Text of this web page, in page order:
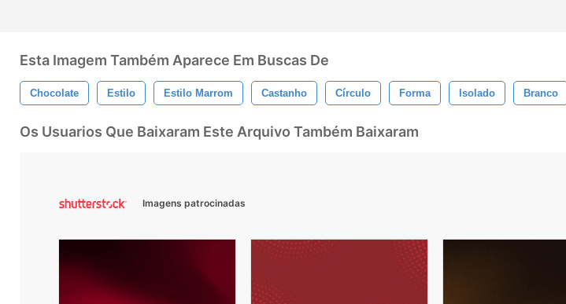
Esta Imagem Também Aparece Em Buscas De
Chocolate Estilo Estilo Marrom Castanho Círculo Forma Isolado Branco
Os Usuarios Que Baixaram Este Arquivo Também Baixaram
Imagens patrocinadas